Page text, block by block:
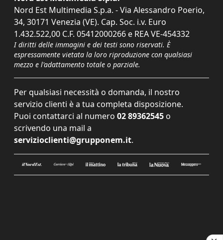
Nord Est Multimedia S.p.a. - Via Alessandro Poerio,
34, 30171 Venezia (VE). Cap. Soc. i.v. Euro
1.432.522,00 C.F. 05412000266 e REA VE-454332
I diritti delle immagini e dei testi sono riservati. È
espressamente vietata la loro riproduzione con qualsiasi
mezzo e l'adattamento totale o parziale.
Per qualsiasi necessità o domanda, il nostro
servizio clienti è a tua completa disposizione.
Puoi contattarci al numero 02 89362545 o
scrivendo una mail a
servizioclienti@grupponem.it.